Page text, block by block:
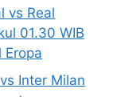
vs Real
01.30 WIB
Eropa
Inter Milan